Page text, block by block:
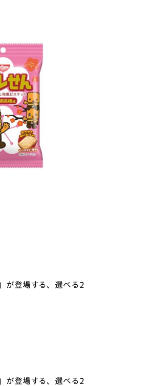
が登場する、選べる2
が登場する、選べる2